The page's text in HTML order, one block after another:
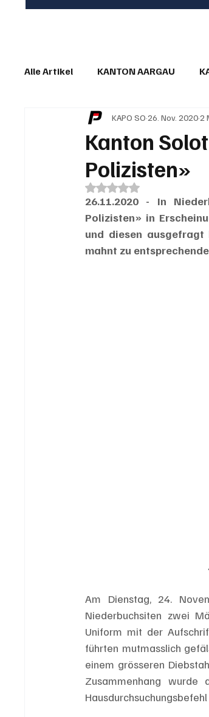
Alle Artikel KANTON AARGAU
IN EIGENER SACHE
Kanton
Polizisten»
KAPO SO 26. Nov. 20202
Mit NaN von 5 Sternen
26.11.2020 - In
Polizisten» in
und diesen ausgefragt
mahnt zu
Am Dienstag, 24.
Niederbuchsiten zwei
Uniform mit der
führten mutmasslich
einem grösseren
Zusammenhang